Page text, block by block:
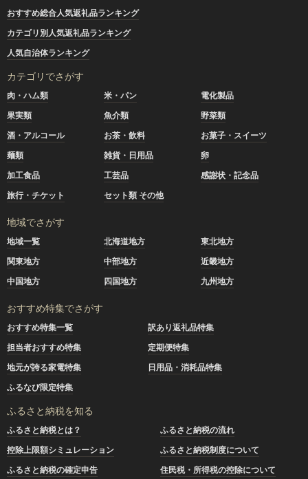
おすすめ総合人気返礼品ランキング
カテゴリ別人気返礼品ランキング
人気自治体ランキング
カテゴリでさがす
肉・ハム類 米・パン
電化製品
果実類
魚介類
野菜類
酒・アルコール
お茶・飲料
お菓子・スイーツ
麺類
雑貨・日用品
卵
加工食品
工芸品
感謝状・記念品
旅行・チケット
セット類 その他
地域でさがす
地域一覧 北海道地方
東北地方
関東地方
中部地方
近畿地方
中国地方
四国地方 九州地方
おすすめ特集でさがす
おすすめ特集一覧
訳あり返礼品特集
担当者おすすめ特集
定期便特集
地元が誇る家電特集
日用品・消耗品特集
ふるなび限定特集
ふるさと納税を知る
ふるさと納税とは？
ふるさと納税の流れ
控除上限額シミュレーション
ふるさと納税制度について
ふるさと納税の確定申告
住民税・所得税の控除について